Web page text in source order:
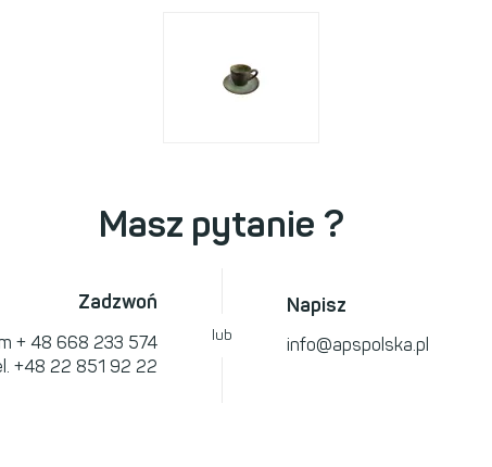
Masz pytanie ?
Zadzwoń
+ 48 668 233 574
+48 22 851 92 22
lub
Napisz
info@apspolska.pl